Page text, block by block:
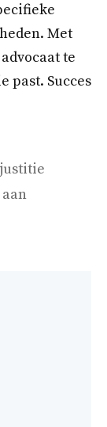
Met
te
past. Succes